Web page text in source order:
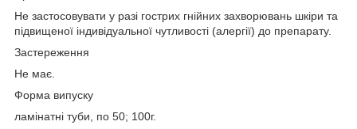
Не застосовувати у разі гострих гнійних захворювань шкіри та
підвищеної індивідуальної чутливості (алергії) до препарату.
Застереження
Не має.
Форма випуску
ламінатні туби, по 50; 100г.